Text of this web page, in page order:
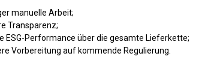
manuelle Arbeit;
Transparenz;
ESG-Performance über die gesamte Lieferkette;
Vorbereitung auf kommende Regulierung.